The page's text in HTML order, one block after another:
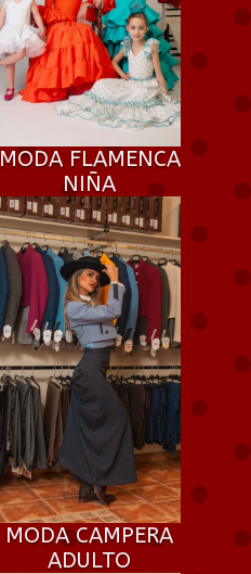
MODA FLAMENCA
NIÑA
MODA CAMPERA
ADULTO